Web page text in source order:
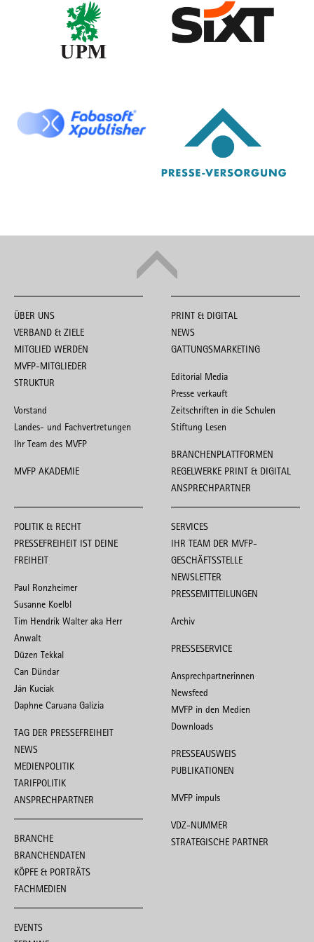
ÜBER UNS
VERBAND & ZIELE
MITGLIED WERDEN
MVFP-MITGLIEDER
STRUKTUR
Vorstand
Landes- und Fachvertretungen
Ihr Team des MVFP
MVFP AKADEMIE
PRINT & DIGITAL
NEWS
GATTUNGSMARKETING
Editorial Media
Presse verkauft
Zeitschriften in die Schulen
Stiftung Lesen
BRANCHENPLATTFORMEN
REGELWERKE PRINT & DIGITAL
ANSPRECHPARTNER
POLITIK & RECHT
PRESSEFREIHEIT IST DEINE
FREIHEIT
Paul Ronzheimer
Susanne Koelbl
Tim Hendrik Walter aka Herr
Anwalt
Düzen Tekkal
Can Dündar
Ján Kuciak
Daphne Caruana Galizia
TAG DER PRESSEFREIHEIT
NEWS
MEDIENPOLITIK
TARIFPOLITIK
ANSPRECHPARTNER
BRANCHE
BRANCHENDATEN
KÖPFE & PORTRÄTS
FACHMEDIEN
EVENTS
SERVICES
IHR TEAM DER MVFP-
GESCHÄFTSSTELLE
NEWSLETTER
PRESSEMITTEILUNGEN
Archiv
PRESSESERVICE
Ansprechpartnerinnen
Newsfeed
MVFP in den Medien
Downloads
PRESSEAUSWEIS
PUBLIKATIONEN
MVFP impuls
VDZ-NUMMER
STRATEGISCHE PARTNER